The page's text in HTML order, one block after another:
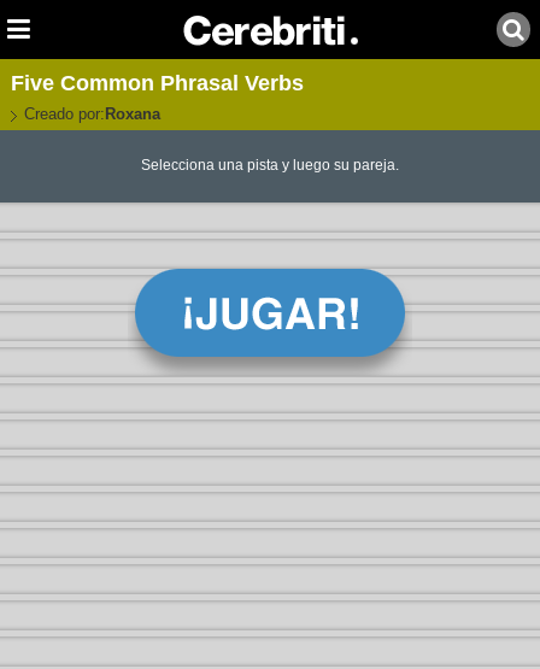
Five Common Phrasal Verbs
Creado por: Roxana
Selecciona una pista y luego su pareja.